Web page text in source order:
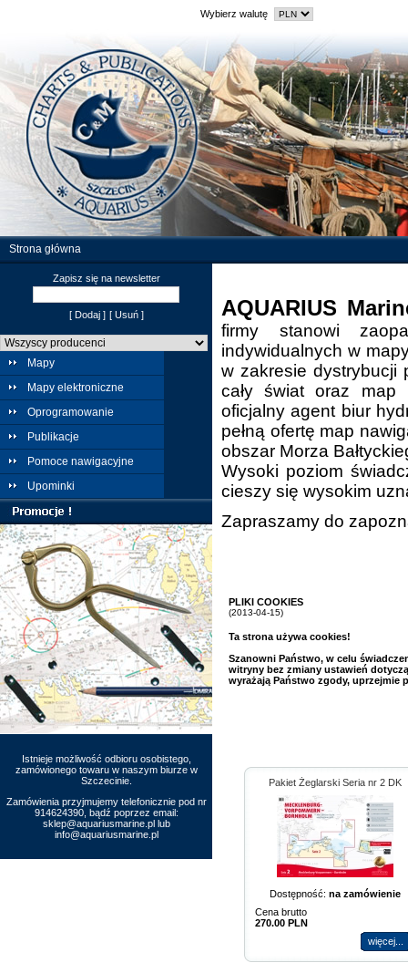
Wybierz walutę
Strona główna
Zapisz się na newsletter
[ Dodaj ] [ Usuń ]
Mapy
Mapy elektroniczne
Oprogramowanie
Publikacje
Pomoce nawigacyjne
Upominki
Istnieje możliwość odbioru osobistego,
zamówionego towaru w naszym biurze w
Szczecinie.
Zamówienia przyjmujemy telefonicznie pod nr
914624390, bądź poprzez email:
sklep@aquariusmarine.pl lub
info@aquariusmarine.pl
AQUARIUS
firmy stanowi
indywidualnych w
w zakresie dystrybucji
cały świat oraz map
oficjalny agent biur
pełną ofertę map
obszar Morza
Wysoki poziom
cieszy się wysokim
Zapraszamy do
PLIKI COOKIES
(2013-04-15)
Ta strona używa cookies!
Szanowni Państwo, w celu
witryny bez zmiany ustawień
wyrażają Państwo zgody, uprzejmie
Pakiet Żeglarski Seria nr 2 DK
Dostępność: na zamówienie
Cena brutto
270.00 PLN
więcej...